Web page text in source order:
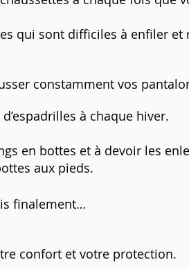
qui sont difficiles à enfiler
constamment vos
à chaque hiver.
en bottes et à devoir les
aux pieds.
finalement…
confort et votre protection.